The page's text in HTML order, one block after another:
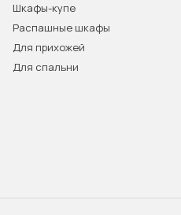
Шкафы-купе
Распашные шкафы
Для прихожей
Для спальни